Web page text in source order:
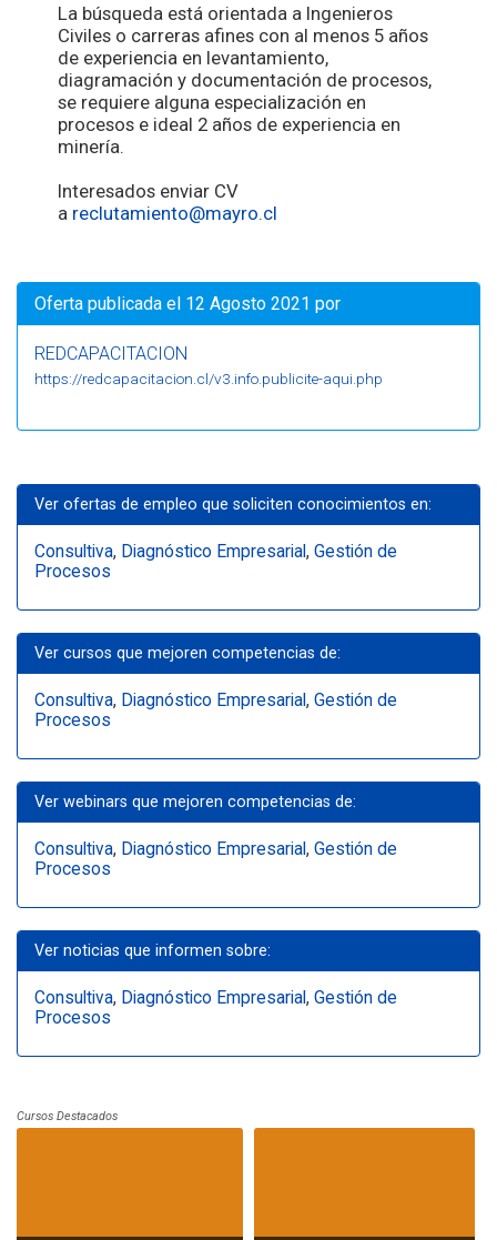
La búsqueda está orientada a Ingenieros
Civiles o carreras afines con al menos 5 años
de experiencia en levantamiento,
diagramación y documentación de procesos,
se requiere alguna especialización en
procesos e ideal 2 años de experiencia en
minería.
Interesados enviar CV
a reclutamiento@mayro.cl
Oferta publicada el 12 Agosto 2021 por
REDCAPACITACION
https://redcapacitacion.cl/v3.info.publicite-aqui.php
Ver ofertas de empleo que soliciten conocimientos en:
Consultiva, Diagnóstico Empresarial, Gestión de
Procesos
Ver cursos que mejoren competencias de:
Consultiva, Diagnóstico Empresarial, Gestión de
Procesos
Ver webinars que mejoren competencias de:
Consultiva, Diagnóstico Empresarial, Gestión de
Procesos
Ver noticias que informen sobre:
Consultiva, Diagnóstico Empresarial, Gestión de
Procesos
Cursos Destacados